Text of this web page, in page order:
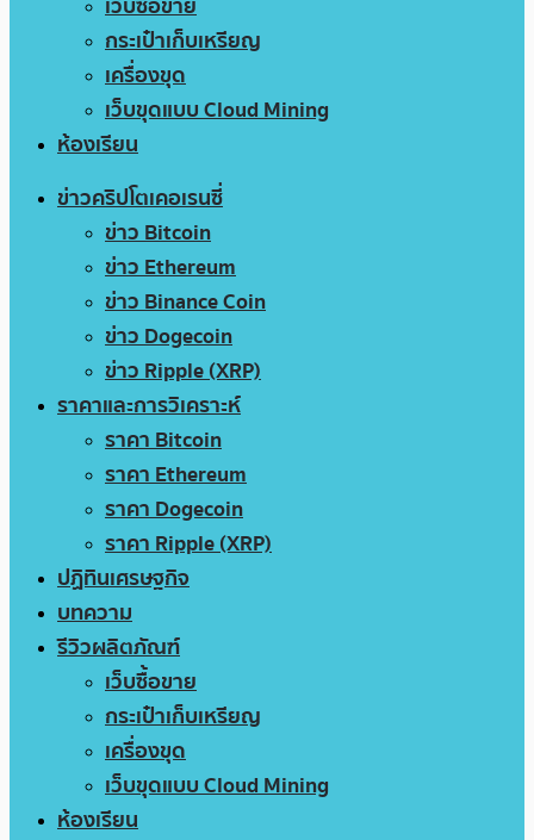
กระเป๋าเก็บเหรียญ
เครื่องขุด
เว็บขุดแบบ Cloud Mining
ห้องเรียน
ข่าวคริปโตเคอเรนซี่
ข่าว Bitcoin
ข่าว Ethereum
ข่าว Binance Coin
ข่าว Dogecoin
ข่าว Ripple (XRP)
ราคาและการวิเคราะห์
ราคา Bitcoin
ราคา Ethereum
ราคา Dogecoin
ราคา Ripple (XRP)
ปฏิทินเศรษฐกิจ
บทความ
รีวิวผลิตภัณฑ์
เว็บซื้อขาย
กระเป๋าเก็บเหรียญ
เครื่องขุด
เว็บขุดแบบ Cloud Mining
ห้องเรียน